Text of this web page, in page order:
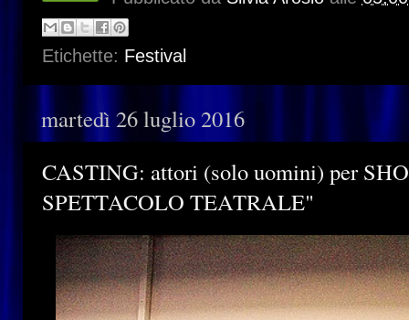
Etichette: Festival
martedì 26 luglio 2016
CASTING: attori (solo uomini) per
SPETTACOLO TEATRALE"